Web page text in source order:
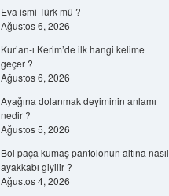
Eva ismi Türk mü ?
Ağustos 6, 2026
Kur’an-ı Kerim’de ilk hangi kelime
geçer ?
Ağustos 6, 2026
Ayağına dolanmak deyiminin anlamı
nedir ?
Ağustos 5, 2026
Bol paça kumaş pantolonun altına nasıl
ayakkabı giyilir ?
Ağustos 4, 2026